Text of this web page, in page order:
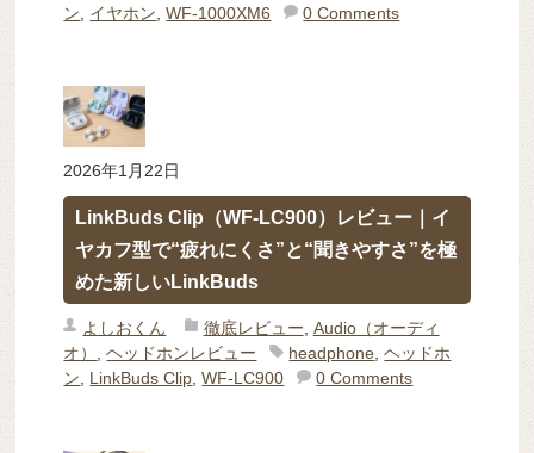
ン, イヤホン,WF-1000XM6 0 Comments
2026年1月22日
LinkBuds Clip（WF-LC900）レビュー｜イ
ヤカフ型で“疲れにくさ”と“聞きやすさ”を極
めた新しいLinkBuds
よしおくん 徹底レビュー, Audio（オーディ
オ） ,ヘッドホンレビュー headphone,ヘッドホ
ン, LinkBuds Clip,WF-LC900 0 Comments